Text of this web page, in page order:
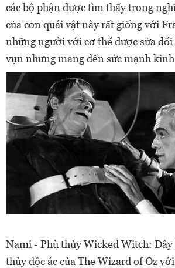
các bộ phận được tìm thấy trong
của con quái vật này rất giống với
những người với cơ thể được sửa
vụn nhưng mang đến sức mạnh
Nami - Phù thủy Wicked Witch: Đây
thủy độc ác của The Wizard of Oz